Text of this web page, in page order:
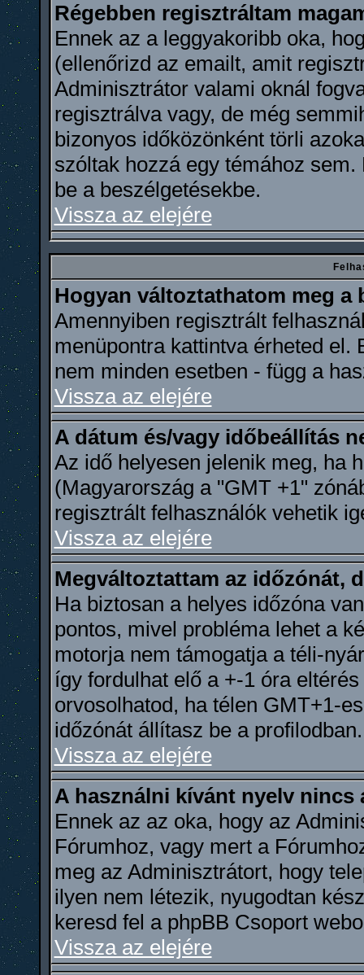
Régebben regisztráltam
Ennek az a leggyakoribb oka,
(ellenőrizd az emailt, amit
Adminisztrátor valami oknál
regisztrálva vagy, de még
bizonyos időközönként törli
szóltak hozzá egy témához
be a beszélgetésekbe.
Vissza az elejére
Hogyan változtathatom meg a
Amennyiben regisztrált
menüpontra kattintva érheted el.
nem minden esetben - függ a
Vissza az elejére
A dátum és/vagy időbeállítás
Az idő helyesen jelenik meg, ha
(Magyarország a "GMT +1"
regisztrált felhasználók vehetik
Vissza az elejére
Megváltoztattam az időzónát,
Ha biztosan a helyes időzóna
pontos, mivel probléma lehet a
motorja nem támogatja a téli-
így fordulhat elő a +-1 óra
orvosolhatod, ha télen GMT+1-
időzónát állítasz be a profilodban.
Vissza az elejére
A használni kívánt nyelv nincs
Ennek az az oka, hogy az
Fórumhoz, vagy mert a
meg az Adminisztrátort, hogy
ilyen nem létezik, nyugodtan
keresd fel a phpBB Csoport
Vissza az elejére